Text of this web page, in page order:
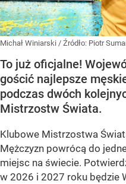
Michał Winiarski / Źródło: Piotr
To już oficjalne!
gościć najlepsze
podczas dwóch
Mistrzostw Świata.
Klubowe Mistrzostwa
Mężczyzn powrócą do
miejsc na świecie.
w 2026 i 2027 roku będzie